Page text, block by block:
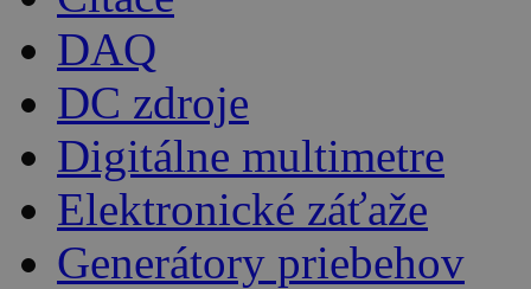
DAQ
DC zdroje
Digitálne multimetre
Elektronické záťaže
Generátory priebehov